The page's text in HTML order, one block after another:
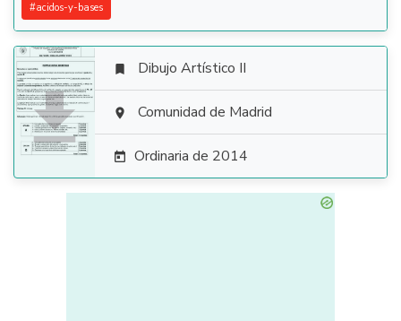
#acidos-y-bases

 Dibujo Artístico II
 Comunidad de Madrid
 Ordinaria de 2014